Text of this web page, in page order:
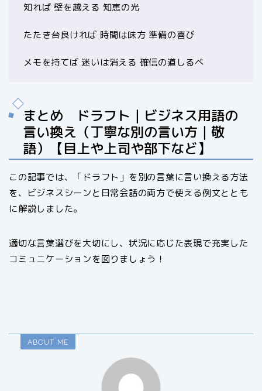
知れば 壁を越える 知恵の光
たたき台良ければ 時間は味方 準備の喜び
メモを持てば 迷いは消える 確信の道しるべ
まとめ ドラフト｜ビジネス用語の
言い換え（丁寧な別の言い方｜敬
語）【目上や上司や部下など】
この記事では、「ドラフト」を別の言葉に言い換える方法
を、ビジネスシーンと日常会話の両方で使える例文ととも
に解説しました。
適切な言葉選びを大切にし、状況に応じた表現で充実した
コミュニケーションを図りましょう！
ABOUT ME